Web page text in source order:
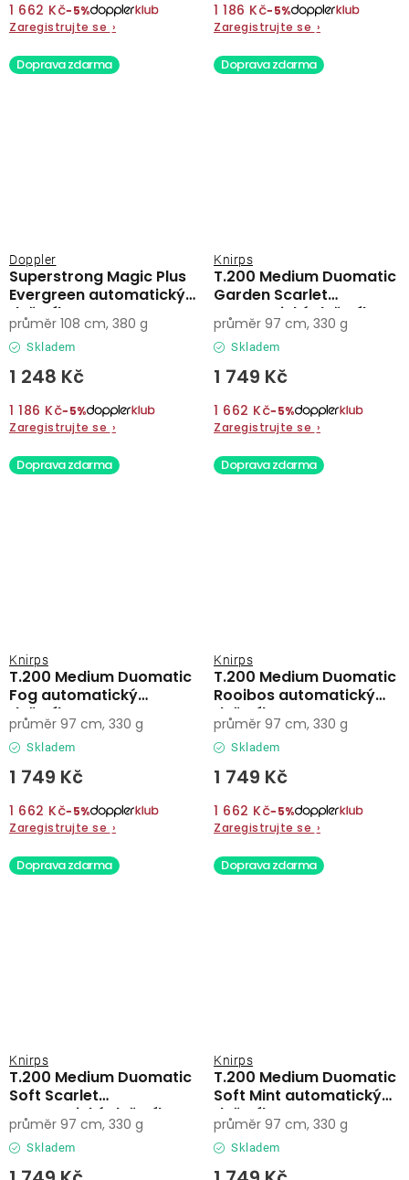
1 662 Kč−5%
Zaregistrujte se ›
1 186 Kč−5%
Zaregistrujte se ›
Doprava zdarma
Superstrong Magic Plus
Evergreen automatický
deštník
Doppler
Skladem
1 248 Kč
1 186 Kč−5%
Zaregistrujte se ›
průměr 108 cm, 380 g
Doprava zdarma
T.200 Medium Duomatic
Garden Scarlet
automatický deštník
Knirps
Skladem
1 749 Kč
1 662 Kč−5%
Zaregistrujte se ›
průměr 97 cm, 330 g
Doprava zdarma
T.200 Medium Duomatic
Fog automatický
deštník
Knirps
Skladem
1 749 Kč
1 662 Kč−5%
Zaregistrujte se ›
průměr 97 cm, 330 g
Doprava zdarma
T.200 Medium Duomatic
Rooibos automatický
deštník
Knirps
Skladem
1 749 Kč
1 662 Kč−5%
Zaregistrujte se ›
průměr 97 cm, 330 g
Doprava zdarma
T.200 Medium Duomatic
Soft Scarlet
automatický deštník
Knirps
Skladem
průměr 97 cm, 330 g
Doprava zdarma
T.200 Medium Duomatic
Soft Mint automatický
deštník
Knirps
Skladem
průměr 97 cm, 330 g